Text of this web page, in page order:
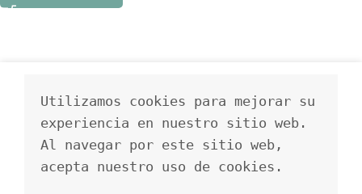
Utilizamos cookies para mejorar su
experiencia en nuestro sitio web.
Al navegar por este sitio web,
acepta nuestro uso de cookies.